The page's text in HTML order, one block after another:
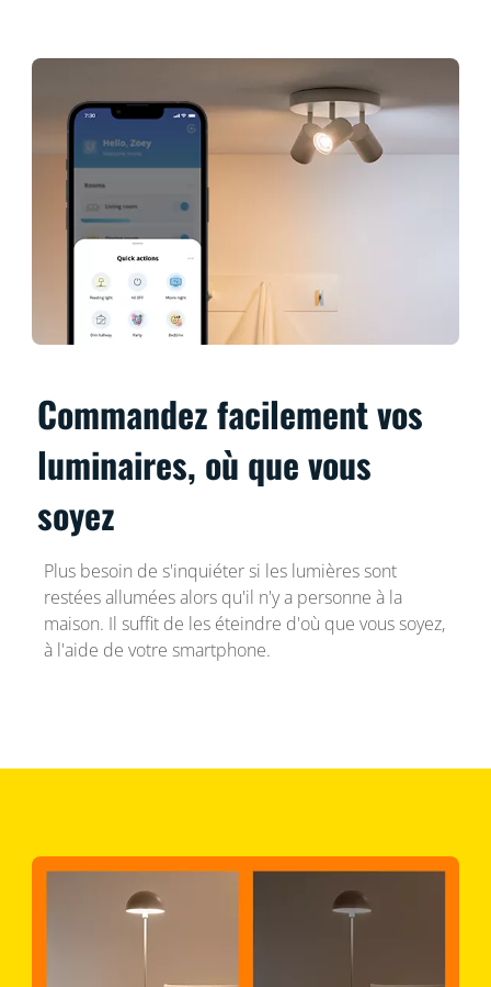
Commandez facilement vos
luminaires, où que vous
soyez
Plus besoin de s'inquiéter si les lumières sont
restées allumées alors qu'il n'y a personne à la
maison. Il suffit de les éteindre d'où que vous soyez,
à l'aide de votre smartphone.